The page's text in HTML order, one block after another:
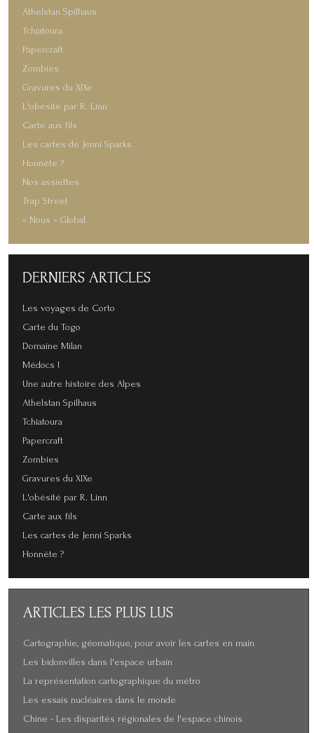
Athelstan Spilhaus
Tchiatoura
Papercraft
Zombies
Gravures du XIXe
L'obésité par R. Linn
Carte aux fils
Les cartes de Jenni Sparks
Honnête ?
Nos assiettes
Trap Street
« Nous » Global
DERNIERS ARTICLES
Les voyages de Corto
Carte du Togo
Domaine Milan
Médocs !
Une autre histoire des Alpes
Athelstan Spilhaus
Tchiatoura
Papercraft
Zombies
Gravures du XIXe
L'obésité par R. Linn
Carte aux fils
Les cartes de Jenni Sparks
Honnête ?
ARTICLES LES PLUS LUS
Cartographie, géomatique, pour avoir les cartes en main
Les bidonvilles dans l'espace urbain
La représentation cartographique du métro
Les essais nucléaires dans le monde
Chine - Les disparités régionales de l'espace chinois